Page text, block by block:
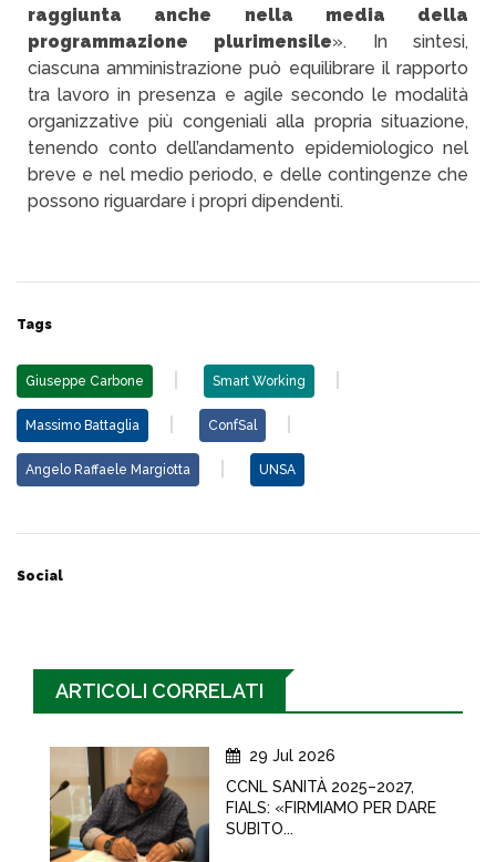
raggiunta anche nella media della
programmazione plurimensile». In sintesi,
ciascuna amministrazione può equilibrare il rapporto
tra lavoro in presenza e agile secondo le modalità
organizzative più congeniali alla propria situazione,
tenendo conto dell’andamento epidemiologico nel
breve e nel medio periodo, e delle contingenze che
possono riguardare i propri dipendenti.
Tags
Giuseppe Carbone Smart Working
Massimo Battaglia ConfSal
Angelo Raffaele Margiotta UNSA
Social
ARTICOLI CORRELATI
29 Jul 2026
CCNL SANITÀ 2025–2027,
FIALS: «FIRMIAMO PER DARE
SUBITO...